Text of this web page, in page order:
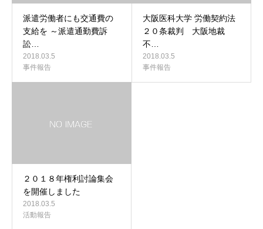
派遣労働者にも交通費の
支給を ～派遣通勤費訴
訟…
2018.03.5
事件報告
大阪医科大学 労働契約法
２０条裁判 大阪地裁
不…
2018.03.5
事件報告
２０１８年権利討論集会
を開催しました
2018.03.5
活動報告